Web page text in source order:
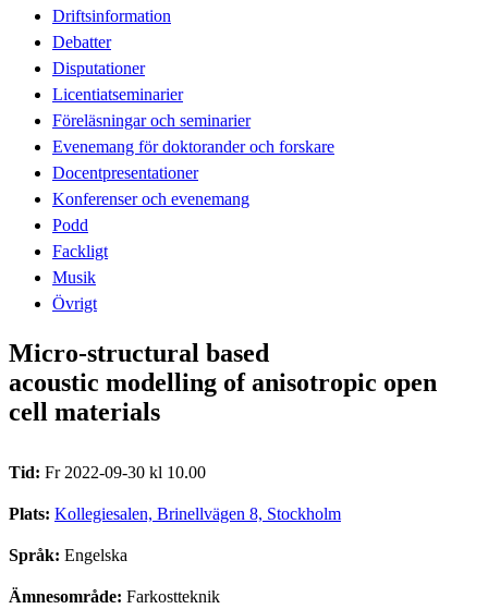
Driftsinformation
Debatter
Disputationer
Licentiatseminarier
Föreläsningar och seminarier
Evenemang för doktorander och forskare
Docentpresentationer
Konferenser och evenemang
Podd
Fackligt
Musik
Övrigt
Micro-structural based
acoustic modelling of anisotropic open
cell materials
Tid: Fr 2022-09-30 kl 10.00
Plats: Kollegiesalen, Brinellvägen 8, Stockholm
Språk: Engelska
Ämnesområde: Farkostteknik